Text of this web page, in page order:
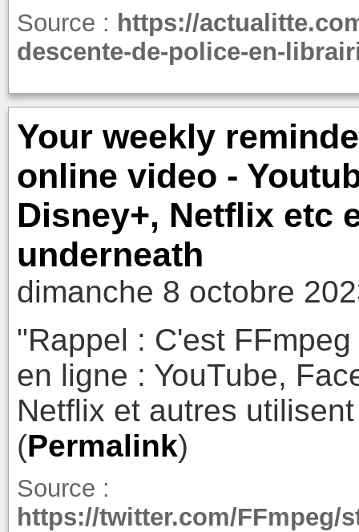
Source : https://
descente-de-police-en-
Your weekly
online video -
Disney+, Netflix etc
underneath
dimanche 8 octobre
"Rappel : C'est
en ligne : YouTube,
Netflix et autres
(Permalink)
Source :
https://twitter.com/FFmpeg/